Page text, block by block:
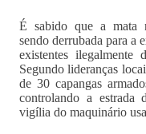
É sabido que a mata
sendo derrubada para a
existentes ilegalmente
Segundo lideranças
de 30 capangas
controlando a estrada
vigília do maquinário